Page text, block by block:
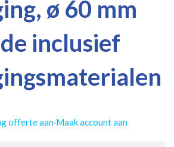
ø 60 mm
inclusief
offerte aan·Maak account aan